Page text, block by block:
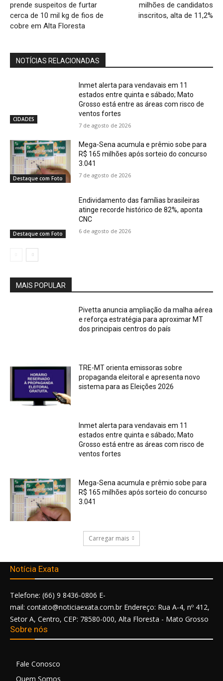
prende suspeitos de furtar
cerca de 10 mil kg de fios de
cobre em Alta Floresta
milhões de candidatos
inscritos, alta de 11,2%
NOTÍCIAS RELACIONADAS
CIDADES
Inmet alerta para vendavais em 11
estados entre quinta e sábado; Mato
Grosso está entre as áreas com risco de
ventos fortes
7 de agosto de 2026
Destaque com Foto
Mega-Sena acumula e prêmio sobe para
R$ 165 milhões após sorteio do concurso
3.041
7 de agosto de 2026
Destaque com Foto
Endividamento das famílias brasileiras
atinge recorde histórico de 82%, aponta
CNC
6 de agosto de 2026
MAIS POPULAR
Pivetta anuncia ampliação da malha aérea
e reforça estratégia para aproximar MT
dos principais centros do país
TRE-MT orienta emissoras sobre
propaganda eleitoral e apresenta novo
sistema para as Eleições 2026
Inmet alerta para vendavais em 11
estados entre quinta e sábado; Mato
Grosso está entre as áreas com risco de
ventos fortes
Mega-Sena acumula e prêmio sobe para
R$ 165 milhões após sorteio do concurso
3.041
Carregar mais
Notícia Exata
Telefone: (66) 9 8436-0806 E-
mail: contato@noticiaexata.com.br Endereço: Rua A-4, nº 412,
Setor A, Centro, CEP: 78580-000, Alta Floresta - Mato Grosso
Sobre nós
Fale Conosco
Quem Somos